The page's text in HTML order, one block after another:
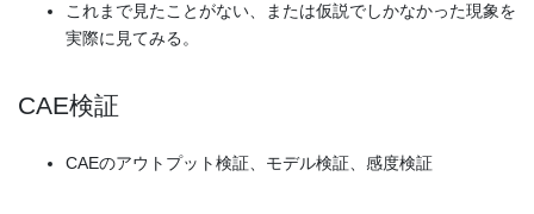
これまで見たことがない、または仮説でしかなかった現象を
実際に見てみる。
CAE検証
CAEのアウトプット検証、モデル検証、感度検証